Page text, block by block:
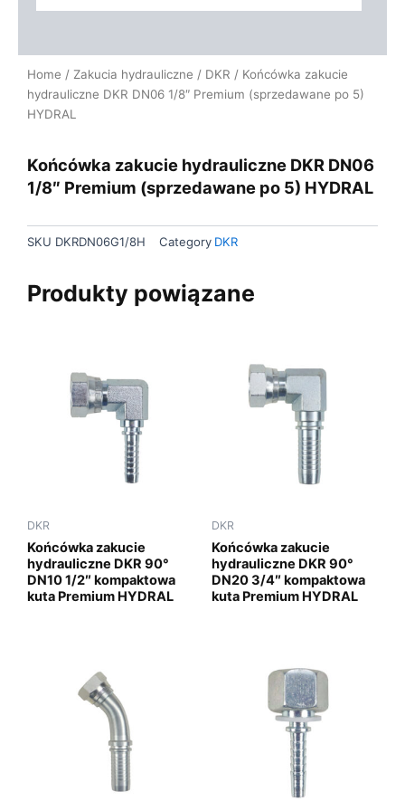
Home / Zakucia hydrauliczne / DKR / Końcówka zakucie
hydrauliczne DKR DN06 1/8″ Premium (sprzedawane po 5)
HYDRAL
Końcówka zakucie hydrauliczne DKR DN06
1/8″ Premium (sprzedawane po 5) HYDRAL
SKU DKRDN06G1/8H Category DKR
Produkty powiązane
DKR
Końcówka zakucie
hydrauliczne DKR 90°
DN10 1/2″ kompaktowa
kuta Premium HYDRAL
DKR
Końcówka zakucie
hydrauliczne DKR 90°
DN20 3/4″ kompaktowa
kuta Premium HYDRAL